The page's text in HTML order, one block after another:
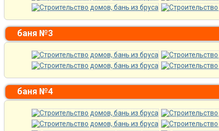
баня №3
баня №4